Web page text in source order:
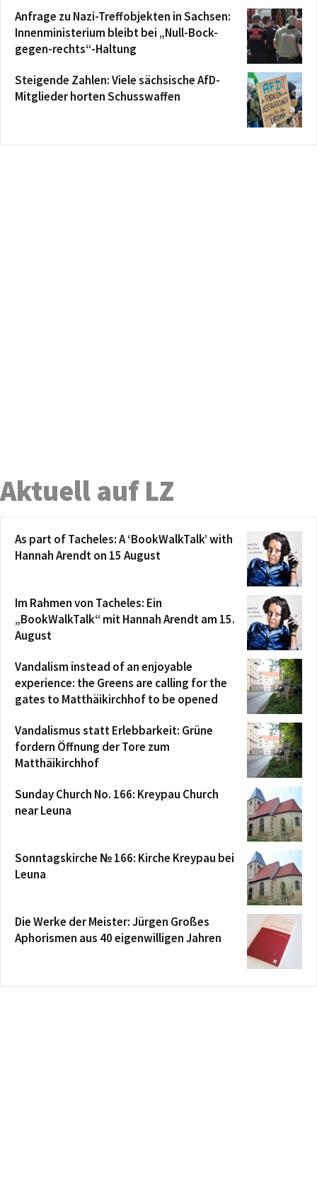
Anfrage zu Nazi-Treffobjekten in Sachsen:
Innenministerium bleibt bei „Null-Bock-
gegen-rechts“-Haltung
Steigende Zahlen: Viele sächsische AfD-
Mitglieder horten Schusswaffen
Aktuell auf LZ
As part of Tacheles: A ‘BookWalkTalk’ with
Hannah Arendt on 15 August
Im Rahmen von Tacheles: Ein
„BookWalkTalk“ mit Hannah Arendt am 15.
August
Vandalism instead of an enjoyable
experience: the Greens are calling for the
gates to Matthäikirchhof to be opened
Vandalismus statt Erlebbarkeit: Grüne
fordern Öffnung der Tore zum
Matthäikirchhof
Sunday Church No. 166: Kreypau Church
near Leuna
Sonntagskirche № 166: Kirche Kreypau bei
Leuna
Die Werke der Meister: Jürgen Großes
Aphorismen aus 40 eigenwilligen Jahren